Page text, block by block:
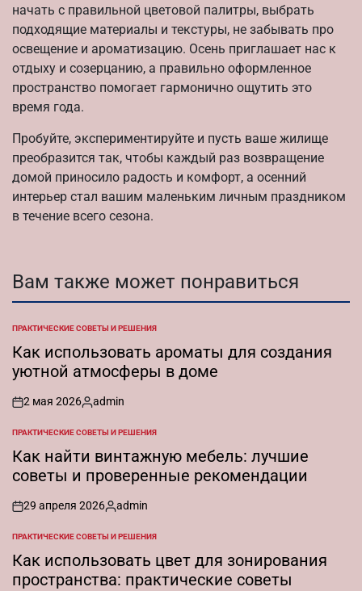
начать с правильной цветовой палитры, выбрать
подходящие материалы и текстуры, не забывать про
освещение и ароматизацию. Осень приглашает нас к
отдыху и созерцанию, а правильно оформленное
пространство помогает гармонично ощутить это
время года.
Пробуйте, экспериментируйте и пусть ваше жилище
преобразится так, чтобы каждый раз возвращение
домой приносило радость и комфорт, а осенний
интерьер стал вашим маленьким личным праздником
в течение всего сезона.
Вам также может понравиться
ОПУБЛИКОВАНО
В
ПРАКТИЧЕСКИЕ СОВЕТЫ И РЕШЕНИЯ
Как использовать ароматы для создания
уютной атмосферы в доме
on
2 мая 2026
Запись
admin
ОПУБЛИКОВАНО
В
ПРАКТИЧЕСКИЕ СОВЕТЫ И РЕШЕНИЯ
Как найти винтажную мебель: лучшие
советы и проверенные рекомендации
on
29 апреля 2026
Запись
admin
ОПУБЛИКОВАНО
В
ПРАКТИЧЕСКИЕ СОВЕТЫ И РЕШЕНИЯ
Как использовать цвет для зонирования
пространства: практические советы